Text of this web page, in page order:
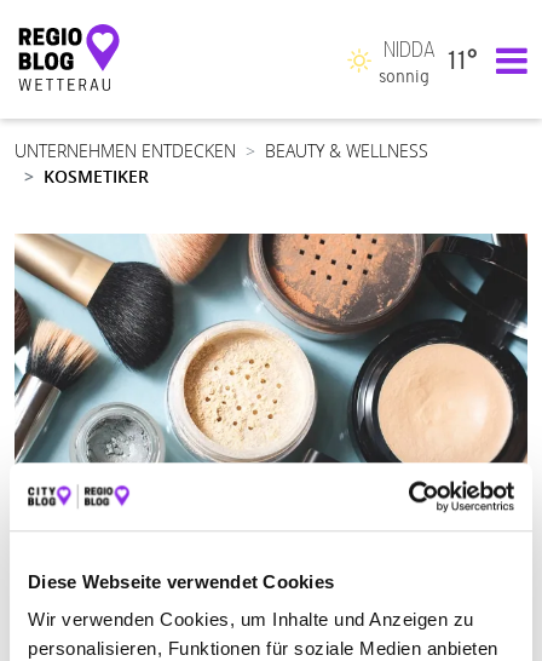
Diese Webseite verwendet Cookies
Wir verwenden Cookies, um Inhalte und Anzeigen zu
personalisieren, Funktionen für soziale Medien anbieten
Hauptnavigation
NIDDA
sonnig
11°
UNTERNEHMEN ENTDECKEN
BEAUTY & WELLNESS
KOSMETIKER
KOSMETIKER IN NIDDERAU